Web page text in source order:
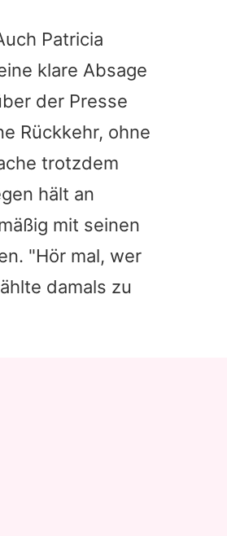
Patricia
klare Absage
der Presse
Rückkehr, ohne
trotzdem
hält an
mit seinen
"Hör mal, wer
damals zu